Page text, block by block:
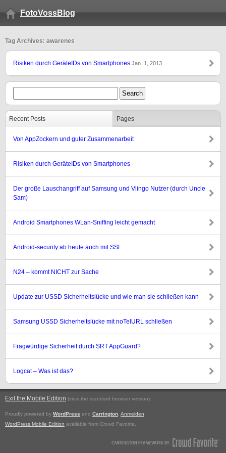
FotoVossBlog
Tag Archives: awarenes
Risiken durch GeräteIDs von Smartphones Jan. 1, 2013
Recent Posts Pages
Von AppZockern und guter Zusammenarbeit
Risiken durch GeräteIDs von Smartphones
Der große Lauschangriff auf Samsung und Vlingo Nutzer (durch Uncle
Sam)
Android Smartphones WLan-Sniffing leicht gemacht
Android-security ab heute auch mit SSL
N24 – kommt NICHT zur Sache
Update zur USSD Sicherheitslücke und wie man sie schließen kann
Samsung USSD Sicherheitslücke mit noTelURL schließen
Fragwürdige Sicherheit durch SRT AppGuard?
Logcat – Was ist das?
Exit the Mobile Edition (view the standard browser version).
Proudly powered by WordPress and Carrington Anmelden
WordPress Mobile Edition available from Crowd Favorite.